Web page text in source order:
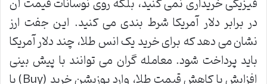
در برابر دلار آمریکا شرط بندی می کنید. این جفت ارز
نشان می دهد که برای خرید یک انس طلا، چند دلار آمریکا
باید پرداخت شود. معامله گران می توانند با پیش بینی